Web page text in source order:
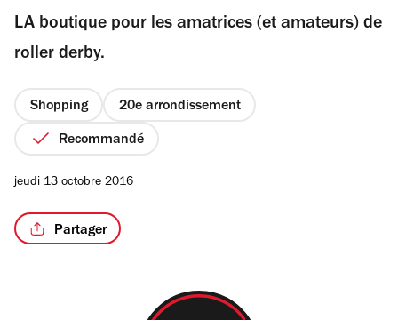
LA boutique pour les amatrices (et amateurs) de
roller derby.
Shopping 20e arrondissement
Recommandé
jeudi 13 octobre 2016
Partager